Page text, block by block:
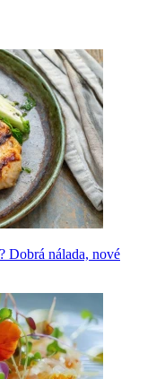
Dobrá nálada, nové